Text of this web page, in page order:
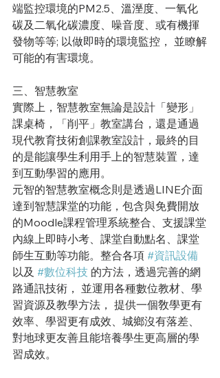
端監控環境的PM2.5、溫溼度、一氧化
碳及二氧化碳濃度、噪音度、或有機揮
發物等等; 以做即時的環境監控， 並瞭解
可能的有害環境。
三、智慧教室
實際上，智慧教室無論是設計「變形」
課桌椅，「削平」教室講台，還是通過
現代教育技術創課教室設計， 最終的目
的是能讓學生利用手上的智慧裝置，達
到互動學習的應用。
元智的智慧教室概念則是透過LINE介面
達到智慧課堂的功能，包含與免費開放
的Moodle課程管理系統整合、支援課堂
內線上即時小考、課堂自動點名、課堂
師生互動等功能。 整合各項 #資訊設備
以及 #數位科技 的方法，透過完善的網
路通訊技術， 並運用各種數位教材、學
習資源及教學方法， 提供一個敎學更有
效率、學習更有成效、城鄉沒有落差、
對地球更友善且能培養學生更高層的學
習成效。